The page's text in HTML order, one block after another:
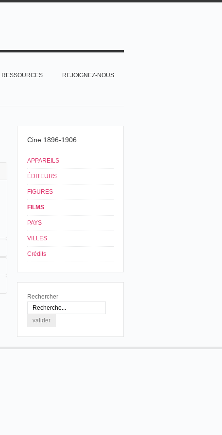
RESSOURCES REJOIGNEZ-NOUS
Cine 1896-1906
APPAREILS
ÉDITEURS
FIGURES
FILMS
PAYS
VILLES
Crédits
Rechercher